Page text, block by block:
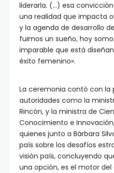
liderarla. (…) esa
una realidad que impacta
y la agenda de desarrollo
fuimos un sueño, hoy
imparable que está
éxito femenino».
La ceremonia contó con la
autoridades como la
Rincón, y la ministra de
Conocimiento e
quienes junto a Bárbara
país sobre los desafíos
visión país, concluyendo
una opción, es el motor